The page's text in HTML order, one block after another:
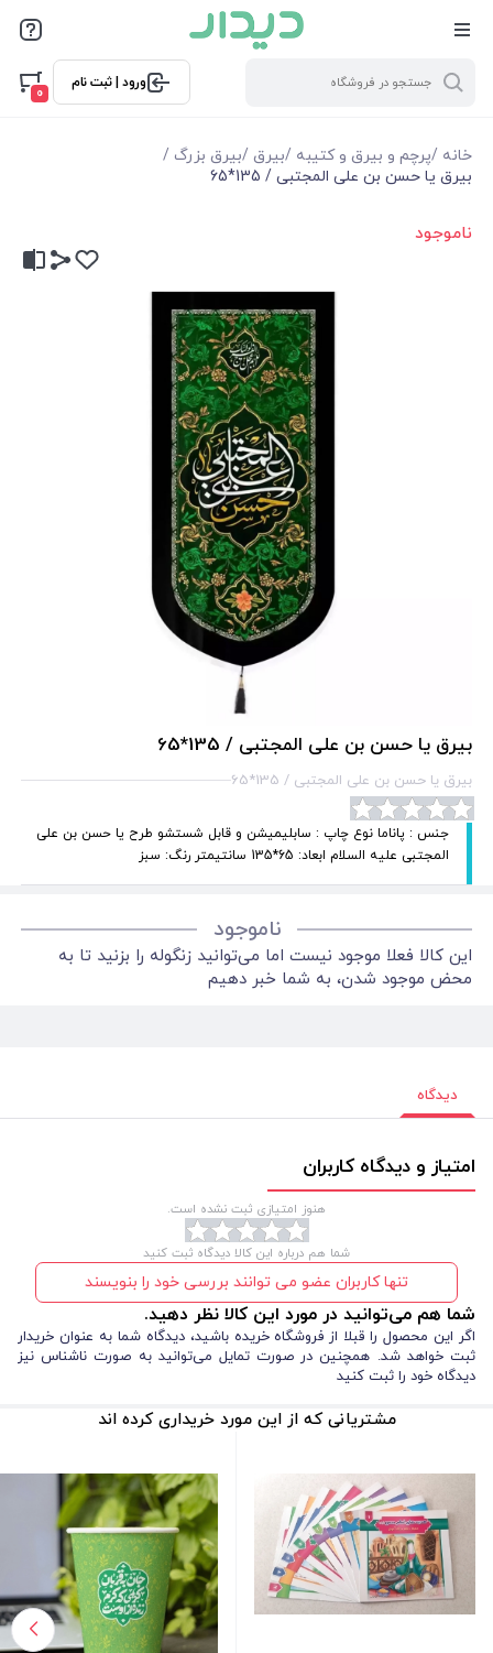
ورود | ثبت نام
0
خانه /پرچم و بیرق و کتیبه /بیرق /بیرق بزرگ /
بیرق یا حسن بن علی المجتبی / 135*65
ناموجود
بیرق یا حسن بن علی المجتبی / 135*65
بیرق یا حسن بن علی المجتبی / 135*65
جنس : پاناما نوع چاپ : سابلیمیشن و قابل شستشو طرح یا حسن بن علی
المجتبی علیه السلام ابعاد: 65*135 سانتیمتر رنگ: سبز
ناموجود
این کالا فعلا موجود نیست اما می‌توانید زنگوله را بزنید تا به
محض موجود شدن، به شما خبر دهیم
دیدگاه
امتیاز و دیدگاه کاربران
هنوز امتیازی ثبت نشده است.
شما هم درباره این کالا دیدگاه ثبت کنید
تنها کاربران عضو می توانند بررسی خود را بنویسند
شما هم می‌توانید در مورد این کالا نظر دهید.
اگر این محصول را قبلا از فروشگاه خریده باشید، دیدگاه شما به عنوان خریدار
ثبت خواهد شد. همچنین در صورت تمایل می‌توانید به صورت ناشناس نیز
دیدگاه خود را ثبت کنید
مشتریانی که از این مورد خریداری کرده اند